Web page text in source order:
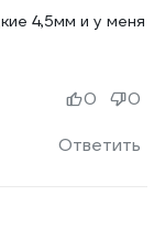
4,5мм и у меня
Ответить
0 0